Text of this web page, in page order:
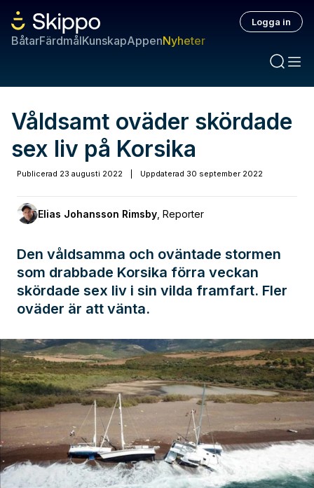
BåtarFärdmålKunskapAppenNyheter
Logga in
Våldsamt oväder skördade
sex liv på Korsika
Publicerad 23 augusti 2022 Uppdaterad 30 september 2022
Elias Johansson Rimsby Reporter
Den våldsamma och oväntade stormen
som drabbade Korsika förra veckan
skördade sex liv i sin vilda framfart. Fler
oväder är att vänta.